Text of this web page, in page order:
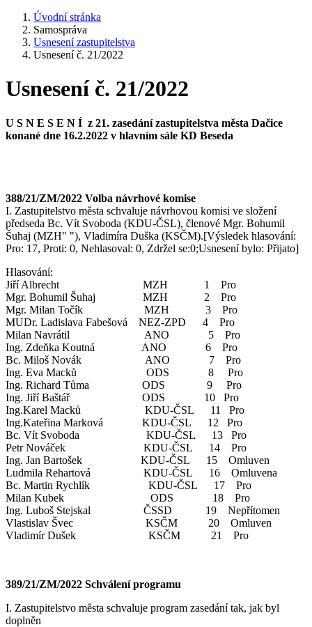
Úvodní stránka
Samospráva
Usnesení zastupitelstva
Usnesení č. 21/2022
Usnesení č. 21/2022
U S N E S E N Í z 21. zasedání zastupitelstva města Dačice
konané dne 16.2.2022 v hlavním sále KD Beseda
388/21/ZM/2022 Volba návrhové komise
I. Zastupitelstvo města schvaluje návrhovou komisi ve složení
předseda Bc. Vít Svoboda (KDU-ČSL), členové Mgr. Bohumil
Šuhaj (MZH" "), Vladimíra Duška (KSČM).[Výsledek hlasování:
Pro: 17, Proti: 0, Nehlasoval: 0, Zdržel se:0;Usnesení bylo: Přijato]
Hlasování:
Jiří Albrecht MZH 1 Pro
Mgr. Bohumil Šuhaj MZH 2 Pro
Mgr. Milan Točík MZH 3 Pro
MUDr. Ladislava Fabešová NEZ-ZPD 4 Pro
Milan Navrátil ANO 5 Pro
Ing. Zdeňka Koutná ANO 6 Pro
Bc. Miloš Novák ANO 7 Pro
Ing. Eva Macků ODS 8 Pro
Ing. Richard Tůma ODS 9 Pro
Ing. Jiří Baštář ODS 10 Pro
Ing.Karel Macků KDU-ČSL 11 Pro
Ing.Kateřina Marková KDU-ČSL 12 Pro
Bc. Vít Svoboda KDU-ČSL 13 Pro
Petr Nováček KDU-ČSL 14 Pro
Ing. Jan Bartošek KDU-ČSL 15 Omluven
Ludmila Rehartová KDU-ČSL 16 Omluvena
Bc. Martin Rychlík KDU-ČSL 17 Pro
Milan Kubek ODS 18 Pro
Ing. Luboš Stejskal ČSSD 19 Nepřítomen
Vlastislav Švec KSČM 20 Omluven
Vladimír Dušek KSČM 21 Pro
389/21/ZM/2022 Schválení programu
I. Zastupitelstvo města schvaluje program zasedání tak, jak byl
doplněn